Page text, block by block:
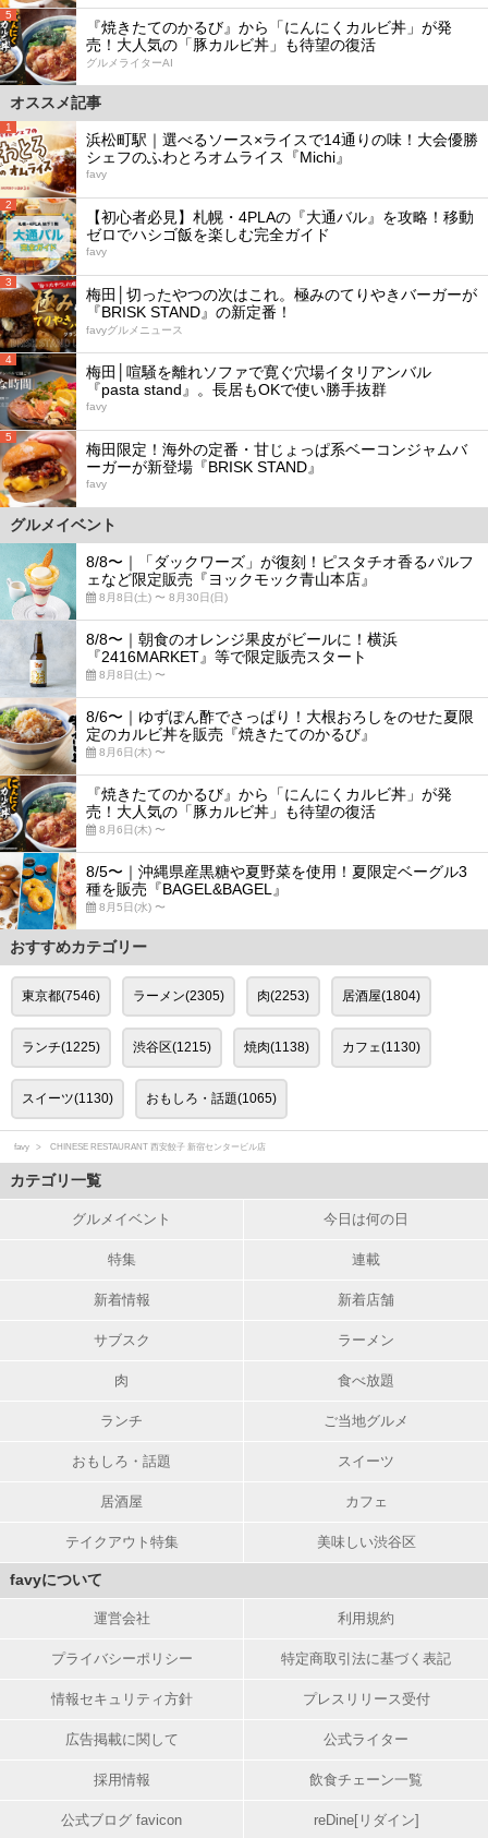
5
『焼きたてのかるび』から「にんにくカルビ丼」が発
売！大人気の「豚カルビ丼」も待望の復活
グルメライターAI
オススメ記事
1
浜松町駅｜選べるソース×ライスで14通りの味！大会優勝
シェフのふわとろオムライス『Michi』
favy
2
【初心者必見】札幌・4PLAの『大通バル』を攻略！移動
ゼロでハシゴ飯を楽しむ完全ガイド
favy
3
梅田│切ったやつの次はこれ。極みのてりやきバーガーが
『BRISK STAND』の新定番！
favyグルメニュース
4
梅田│喧騒を離れソファで寛ぐ穴場イタリアンバル
『pasta stand』。長居もOKで使い勝手抜群
favy
5
梅田限定！海外の定番・甘じょっぱ系ベーコンジャムバ
ーガーが新登場『BRISK STAND』
favy
グルメイベント
8/8〜｜「ダックワーズ」が復刻！ピスタチオ香るパルフ
ェなど限定販売『ヨックモック青山本店』
8月8日(土) 〜 8月30日(日)
8/8〜｜朝食のオレンジ果皮がビールに！横浜
『2416MARKET』等で限定販売スタート
8月8日(土) 〜
8/6〜｜ゆずぽん酢でさっぱり！大根おろしをのせた夏限
定のカルビ丼を販売『焼きたてのかるび』
8月6日(木) 〜
『焼きたてのかるび』から「にんにくカルビ丼」が発
売！大人気の「豚カルビ丼」も待望の復活
8月6日(木) 〜
8/5〜｜沖縄県産黒糖や夏野菜を使用！夏限定ベーグル3
種を販売『BAGEL&BAGEL』
8月5日(水) 〜
おすすめカテゴリー
東京都(7546) ラーメン(2305) 肉(2253) 居酒屋(1804)
ランチ(1225) 渋谷区(1215) 焼肉(1138) カフェ(1130)
スイーツ(1130) おもしろ・話題(1065)
favy CHINESE RESTAURANT 西安餃子 新宿センタービル店
カテゴリ一覧
グルメイベント 今日は何の日
特集 連載
新着情報 新着店舗
サブスク ラーメン
肉 食べ放題
ランチ ご当地グルメ
おもしろ・話題 スイーツ
居酒屋 カフェ
テイクアウト特集 美味しい渋谷区
favyについて
運営会社 利用規約
プライバシーポリシー 特定商取引法に基づく表記
情報セキュリティ方針 プレスリリース受付
広告掲載に関して 公式ライター
採用情報 飲食チェーン一覧
公式ブログ favicon reDine[リダイン]